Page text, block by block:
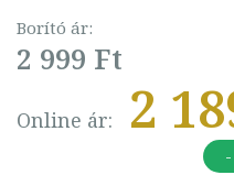
Borító ár:
2 999 Ft
Online ár: 2